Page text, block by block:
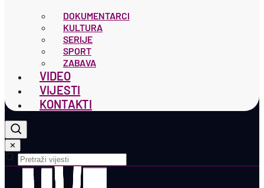
DOKUMENTARCI
KULTURA
SERIJE
SPORT
ZABAVA
VIDEO
VIJESTI
KONTAKTI
✕